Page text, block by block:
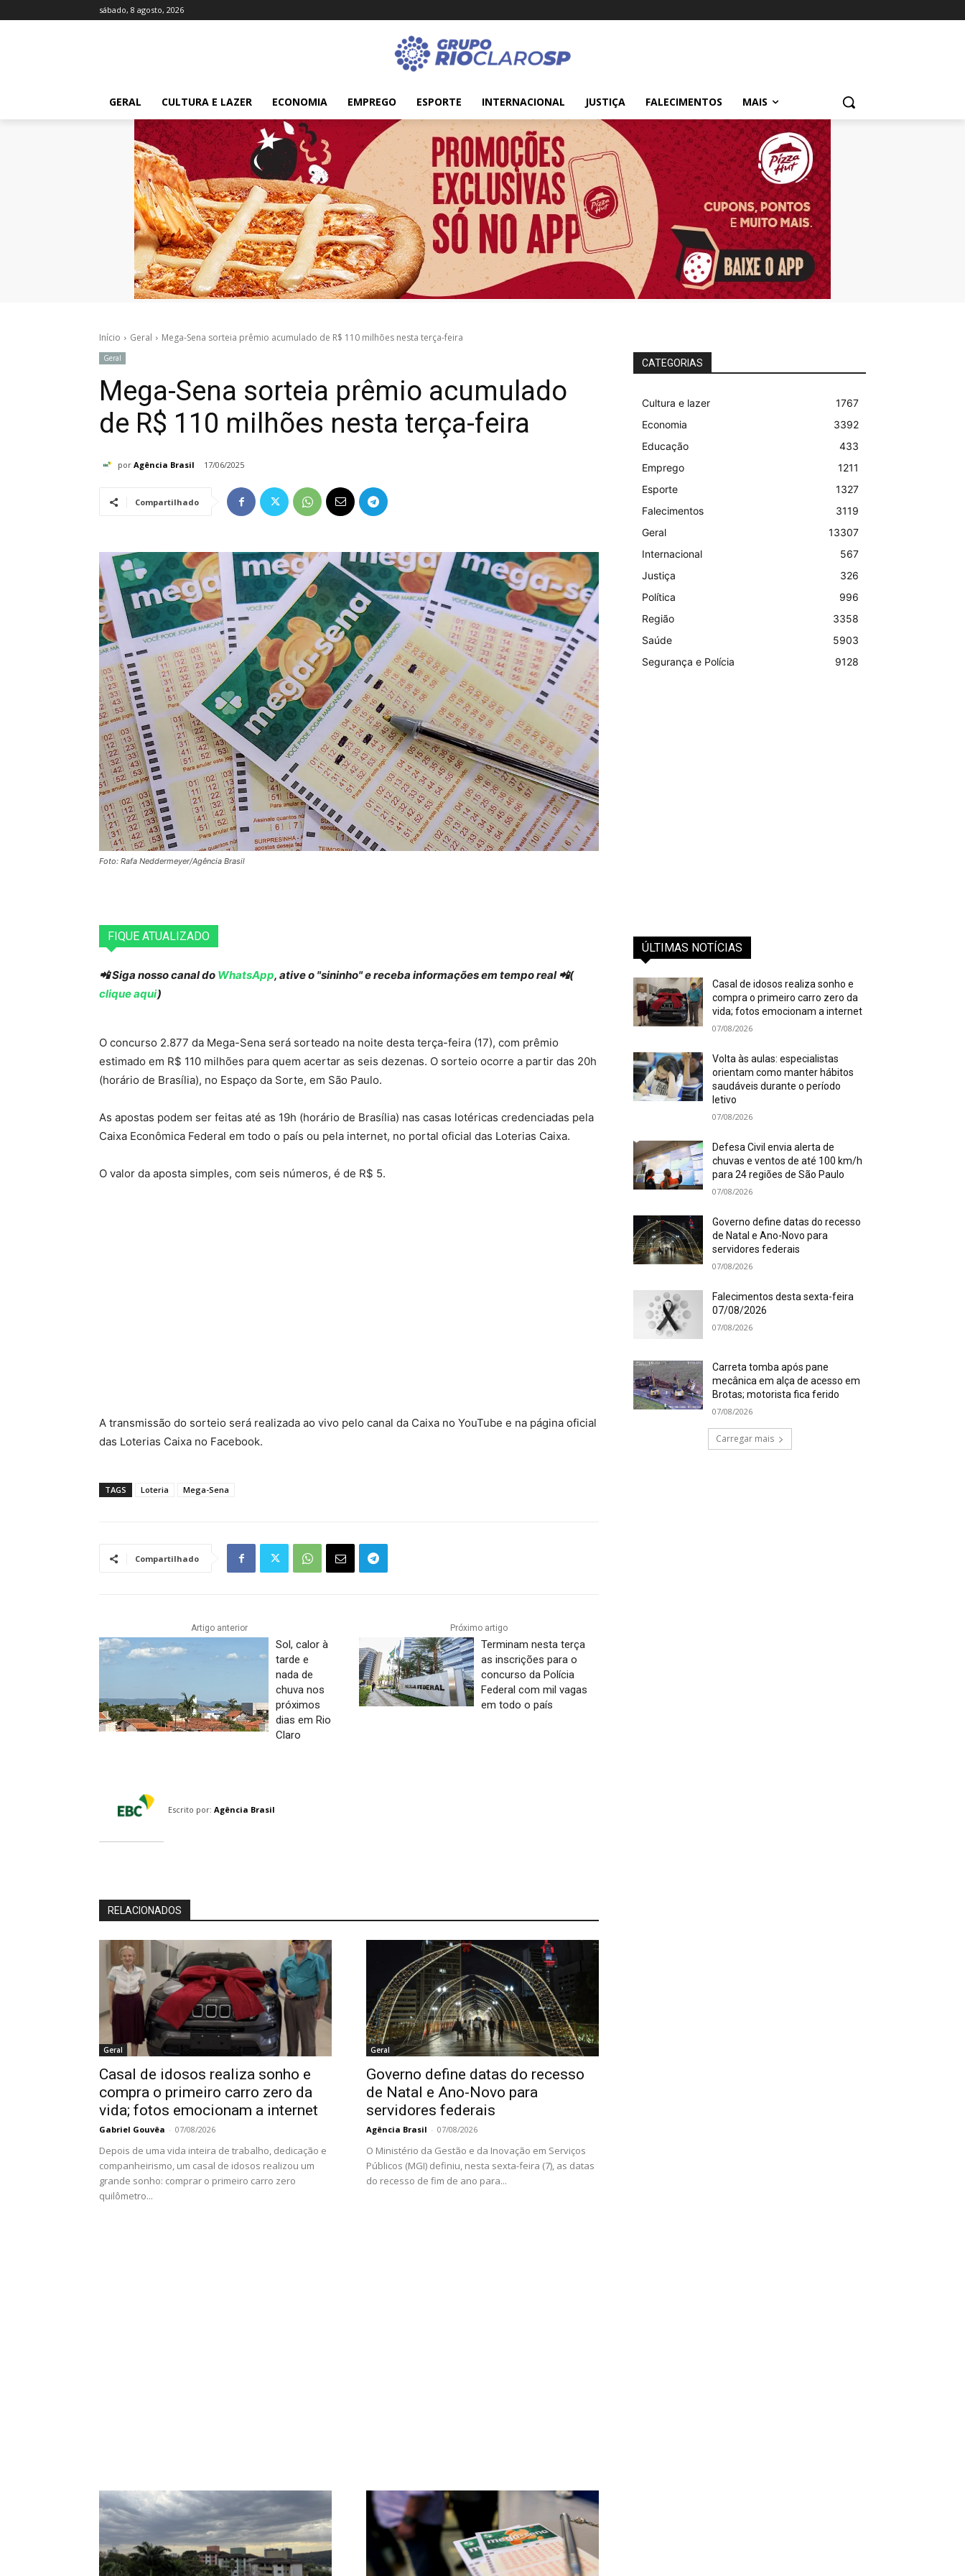
sábado, 8 agosto, 2026
GERAL CULTURA E LAZER ECONOMIA EMPREGO ESPORTE INTERNACIONAL JUSTIÇA FALECIMENTOS MAIS
Início Geral Mega-Sena sorteia prêmio acumulado de R$ 110 milhões nesta terça-feira
Geral
Mega-Sena sorteia prêmio acumulado
de R$ 110 milhões nesta terça-feira
por Agência Brasil 17/06/2025
Compartilhado
Foto: Rafa Neddermeyer/Agência Brasil
FIQUE ATUALIZADO
📲 Siga nosso canal do WhatsApp, ative o "sininho" e receba informações em tempo real 📲(
clique aqui)
O concurso 2.877 da Mega-Sena será sorteado na noite desta terça-feira (17), com prêmio
estimado em R$ 110 milhões para quem acertar as seis dezenas. O sorteio ocorre a partir das 20h
(horário de Brasília), no Espaço da Sorte, em São Paulo.
As apostas podem ser feitas até as 19h (horário de Brasília) nas casas lotéricas credenciadas pela
Caixa Econômica Federal em todo o país ou pela internet, no portal oficial das Loterias Caixa.
O valor da aposta simples, com seis números, é de R$ 5.
A transmissão do sorteio será realizada ao vivo pelo canal da Caixa no YouTube e na página oficial
das Loterias Caixa no Facebook.
TAGS Loteria Mega-Sena
Compartilhado
Artigo anterior
Sol, calor à
tarde e
nada de
chuva nos
próximos
dias em Rio
Claro
Próximo artigo
Terminam nesta terça
as inscrições para o
concurso da Polícia
Federal com mil vagas
em todo o país
Escrito por: Agência Brasil
RELACIONADOS
Geral
Casal de idosos realiza sonho e
compra o primeiro carro zero da
vida; fotos emocionam a internet
Gabriel Gouvêa - 07/08/2026
Depois de uma vida inteira de trabalho, dedicação e
companheirismo, um casal de idosos realizou um
grande sonho: comprar o primeiro carro zero
quilômetro...
Geral
Governo define datas do recesso
de Natal e Ano-Novo para
servidores federais
Agência Brasil - 07/08/2026
O Ministério da Gestão e da Inovação em Serviços
Públicos (MGI) definiu, nesta sexta-feira (7), as datas
do recesso de fim de ano para...
CATEGORIAS
Cultura e lazer
1767
Economia
3392
Educação
433
Emprego
1211
Esporte
1327
Falecimentos
3119
Geral
13307
Internacional
567
Justiça
326
Política
996
Região
3358
Saúde
5903
Segurança e Polícia
9128
ÚLTIMAS NOTÍCIAS
Casal de idosos realiza sonho e
compra o primeiro carro zero da
vida; fotos emocionam a internet
07/08/2026
Volta às aulas: especialistas
orientam como manter hábitos
saudáveis durante o período
letivo
07/08/2026
Defesa Civil envia alerta de
chuvas e ventos de até 100 km/h
para 24 regiões de São Paulo
07/08/2026
Governo define datas do recesso
de Natal e Ano-Novo para
servidores federais
07/08/2026
Falecimentos desta sexta-feira
07/08/2026
07/08/2026
Carreta tomba após pane
mecânica em alça de acesso em
Brotas; motorista fica ferido
07/08/2026
Carregar mais